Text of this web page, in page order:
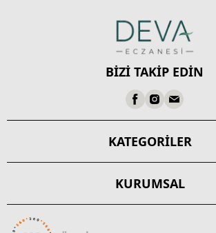
BİZİ TAKİP EDİN
KATEGORİLER
KURUMSAL